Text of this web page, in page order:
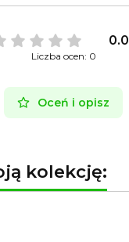
Liczba ocen: 0
Oceń i opisz
kolekcję: